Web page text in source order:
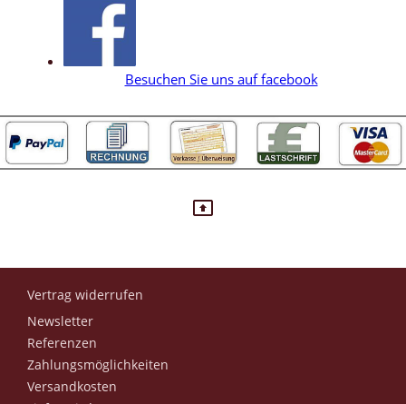
Besuchen Sie uns auf facebook
Vertrag widerrufen
Newsletter
Referenzen
Zahlungsmöglichkeiten
Versandkosten